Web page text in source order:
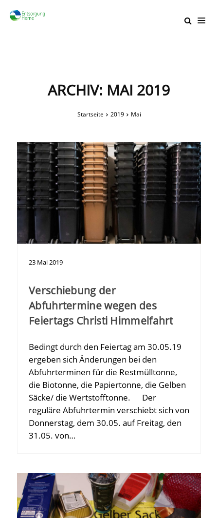
ARCHIV: MAI 2019
Startseite 2019 Mai
23 Mai2019
Verschiebung der
Abfuhrtermine wegen des
Feiertags Christi Himmelfahrt
Bedingt durch den Feiertag am 30.05.19
ergeben sich Änderungen bei den
Abfuhrterminen für die Restmülltonne,
die Biotonne, die Papiertonne, die Gelben
Säcke/ die Wertstofftonne. Der
reguläre Abfuhrtermin verschiebt sich von
Donnerstag, dem 30.05. auf Freitag, den
31.05. von…